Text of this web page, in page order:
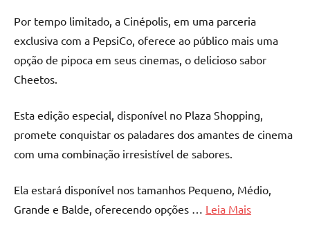
Por tempo limitado, a Cinépolis, em uma parceria
exclusiva com a PepsiCo, oferece ao público mais uma
opção de pipoca em seus cinemas, o delicioso sabor
Cheetos.
Esta edição especial, disponível no Plaza Shopping,
promete conquistar os paladares dos amantes de cinema
com uma combinação irresistível de sabores.
Ela estará disponível nos tamanhos Pequeno, Médio,
Grande e Balde, oferecendo opções … Leia Mais